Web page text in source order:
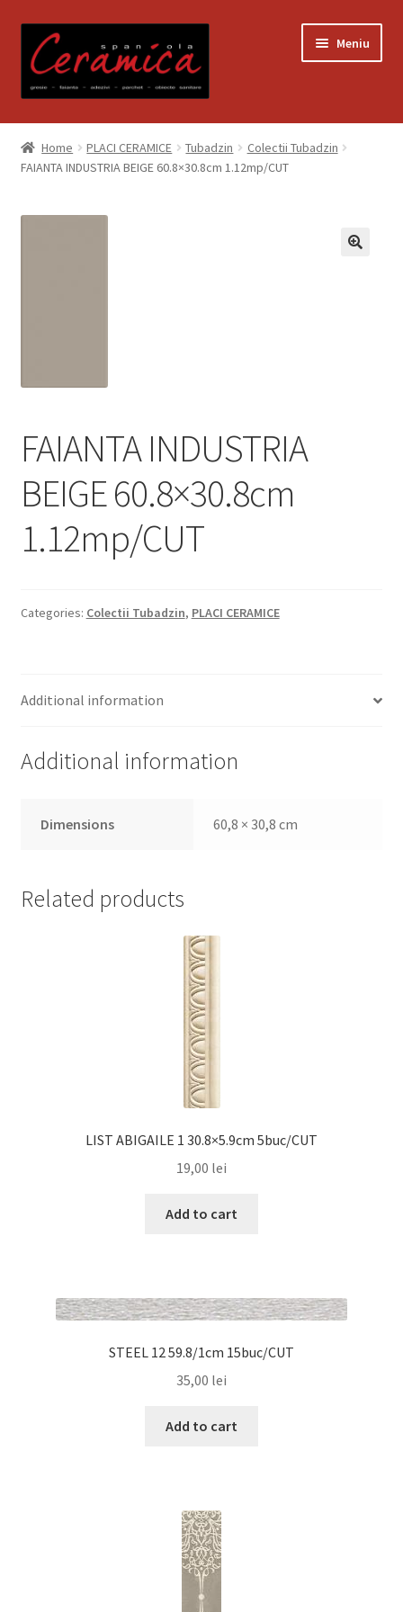
la
navigare
la
conținut
Meniu
Prima pagină
Blog
Contact
Plata si Livrare
Politică de confidențialitate
Politica de cookie
Plată
Home PLACI CERAMICE Tubadzin
Colectii Tubadzin
FAIANTA INDUSTRIA BEIGE 60.8×30.8cm 1.12mp/CUT
FAIANTA INDUSTRIA
BEIGE 60.8×30.8cm
1.12mp/CUT
Categories: Colectii Tubadzin, PLACI CERAMICE
Additional information
Additional information
Dimensions 60,8 × 30,8 cm
Related products
LIST ABIGAILE 1 30.8×5.9cm 5buc/CUT
19,00 lei
Add to cart
STEEL 12 59.8/1cm 15buc/CUT
35,00 lei
Add to cart